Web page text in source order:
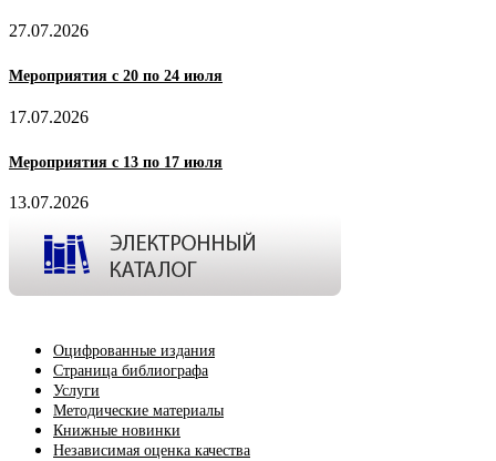
27.07.2026
Мероприятия с 20 по 24 июля
17.07.2026
Мероприятия с 13 по 17 июля
13.07.2026
Оцифрованные издания
Страница библиографа
Услуги
Методические материалы
Книжные новинки
Независимая оценка качества